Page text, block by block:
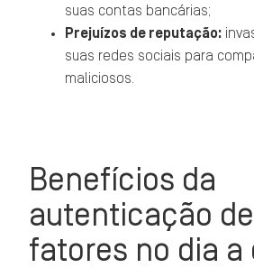
suas contas bancárias;
Prejuízos de reputação:
suas redes sociais para
maliciosos.
Benefícios da
autenticação
fatores no dia a